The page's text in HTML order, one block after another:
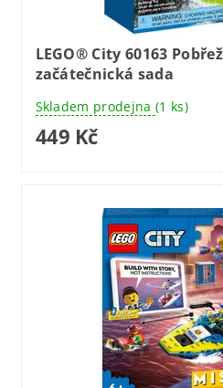
LEGO® City 60163
začátečnická sada
Skladem prodejna (1 ks)
449 Kč